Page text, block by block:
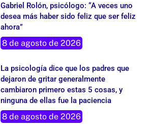
Gabriel Rolón, psicólogo: “A veces uno
desea más haber sido feliz que ser feliz
ahora”
8 de agosto de 2026
La psicología dice que los padres que
dejaron de gritar generalmente
cambiaron primero estas 5 cosas, y
ninguna de ellas fue la paciencia
8 de agosto de 2026